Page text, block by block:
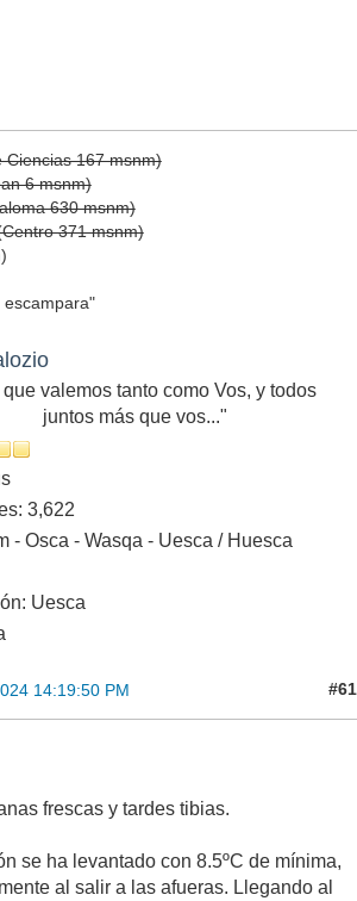
167 msnm)
6 msnm)
630 msnm)
371 msnm)
valemos tanto como Vos, y todos
juntos más que vos..."
3,622
- Osca - Wasqa - Uesca / Huesca
Uesca
14:19:50 PM #61
frescas y tardes tibias.
se ha levantado con 8.5ºC de mínima,
al salir a las afueras. Llegando al